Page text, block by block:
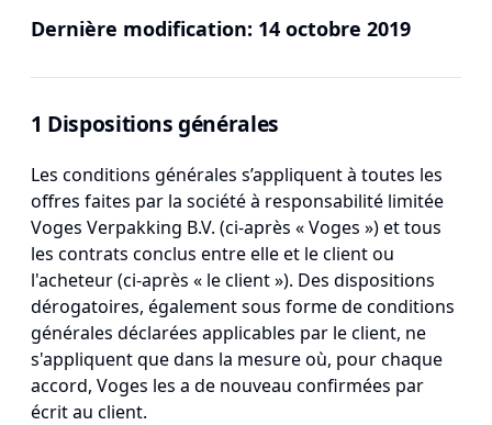
Dernière modification: 14 octobre 2019
1 Dispositions générales
Les conditions générales s’appliquent à toutes les
offres faites par la société à responsabilité limitée
Voges Verpakking B.V. (ci-après « Voges ») et tous
les contrats conclus entre elle et le client ou
l'acheteur (ci-après « le client »). Des dispositions
dérogatoires, également sous forme de conditions
générales déclarées applicables par le client, ne
s'appliquent que dans la mesure où, pour chaque
accord, Voges les a de nouveau confirmées par
écrit au client.